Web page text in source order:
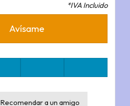
*IVA Incluido
Avísame
Recomendar a un amigo